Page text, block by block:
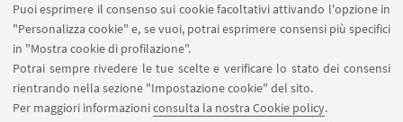
Puoi esprimere il consenso sui cookie facoltativi attivando l'opzione in
"Personalizza cookie" e, se vuoi, potrai esprimere consensi più specifici
in "Mostra cookie di profilazione".
Potrai sempre rivedere le tue scelte e verificare lo stato dei consensi
rientrando nella sezione "Impostazione cookie" del sito.
Per maggiori informazioniconsulta la nostra Cookie policy.
Il laboratorio è in lingua italiana.
Per iscriverti scrivi aorientalavoro@unibo.it